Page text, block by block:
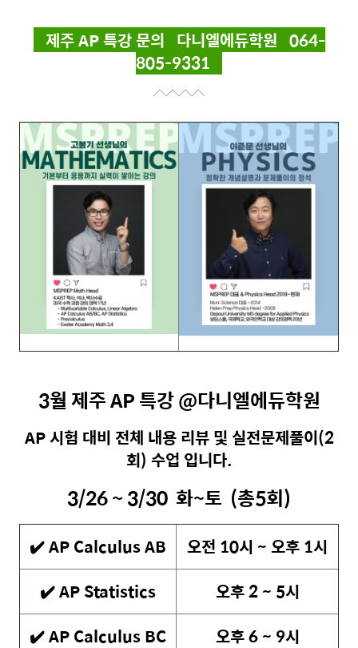
제주 AP 특강 문의 다니엘에듀학원 064-
805-9331
3월 제주 AP 특강 @다니엘에듀학원
AP 시험 대비 전체 내용 리뷰 및 실전문제풀이(2
회) 수업 입니다.
3/26 ~ 3/30 화~토 (총5회)
✔️ AP Calculus AB
오전 10시 ~ 오후 1시
✔️ AP Statistics
오후 2 ~ 5시
✔️AP Calculus BC 오후 6 ~ 9시